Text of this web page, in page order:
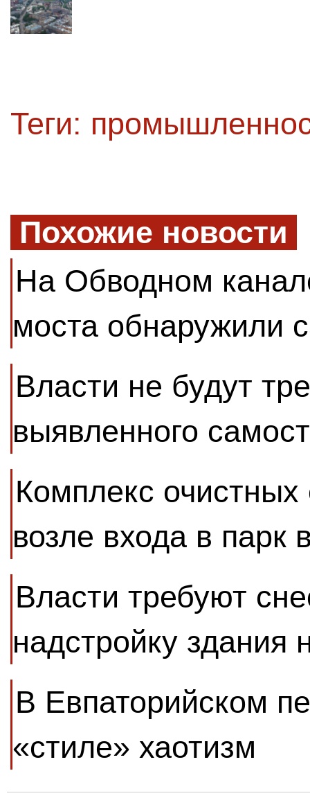
Теги:
Похожие новости
На Обводном
моста обнаружили
Власти не будут
выявленного
Комплекс
возле входа в парк
Власти требуют
надстройку здания
В Евпаторийском
«стиле» хаотизм